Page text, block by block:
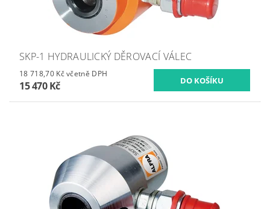
SKP-1 HYDRAULICKÝ DĚROVACÍ VÁLEC
18 718,70 Kč včetně DPH
15 470 Kč